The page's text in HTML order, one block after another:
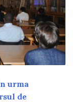
urma
de